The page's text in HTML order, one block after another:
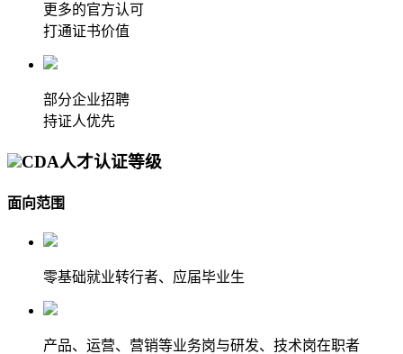
更多的官方认可
打通证书价值
部分企业招聘
持证人优先
CDA人才认证等级
面向范围
零基础就业转行者、应届毕业生
产品、运营、营销等业务岗与研发、技术岗在职者